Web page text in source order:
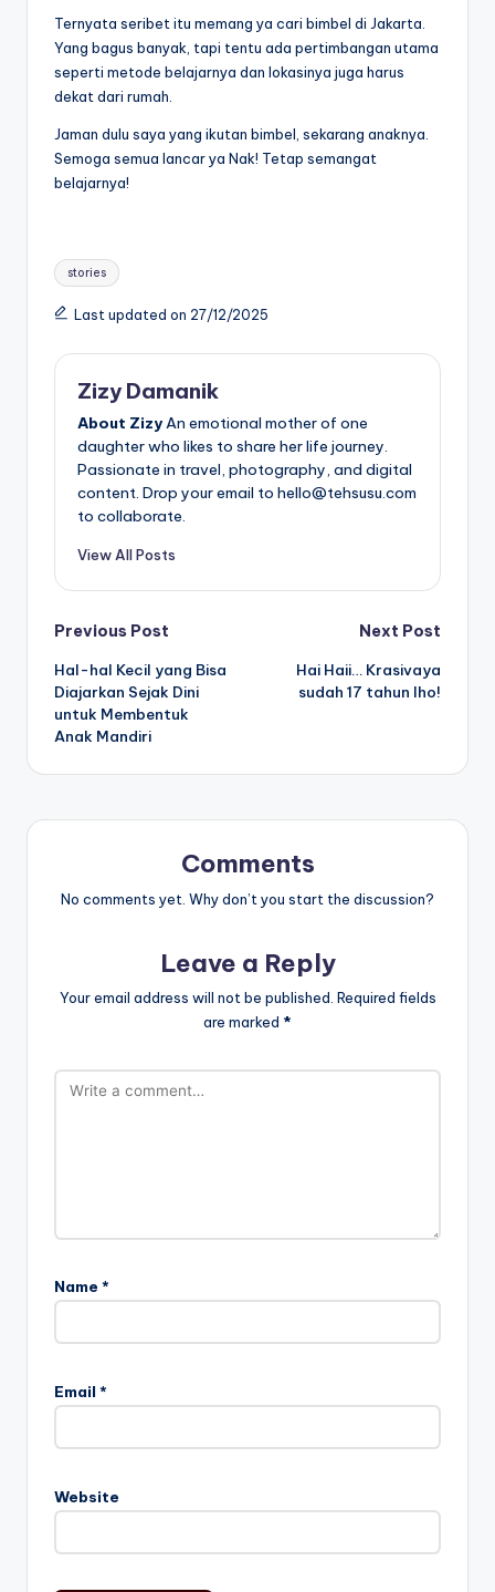
Ternyata seribet itu memang ya cari bimbel di Jakarta.
Yang bagus banyak, tapi tentu ada pertimbangan utama
seperti metode belajarnya dan lokasinya juga harus
dekat dari rumah.
Jaman dulu saya yang ikutan bimbel, sekarang anaknya.
Semoga semua lancar ya Nak! Tetap semangat
belajarnya!
Tags:
stories
Last updated on 27/12/2025
Zizy Damanik
About ZizyAn emotional mother of one
daughter who likes to share her life journey.
Passionate in travel, photography, and digital
content. Drop your email to hello@tehsusu.com
to collaborate.
View All Posts
Post
navigation
Previous Post
Hal-hal Kecil yang Bisa
Diajarkan Sejak Dini
untuk Membentuk
Anak Mandiri
Next Post
Hai Haii… Krasivaya
sudah 17 tahun lho!
Comments
No comments yet. Why don’t you start the discussion?
Leave a Reply
Your email address will not be published. Required fields
are marked *
Name *
Email *
Website